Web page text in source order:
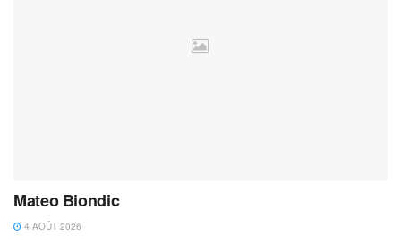
Mateo Biondic
4 AOÛT 2026